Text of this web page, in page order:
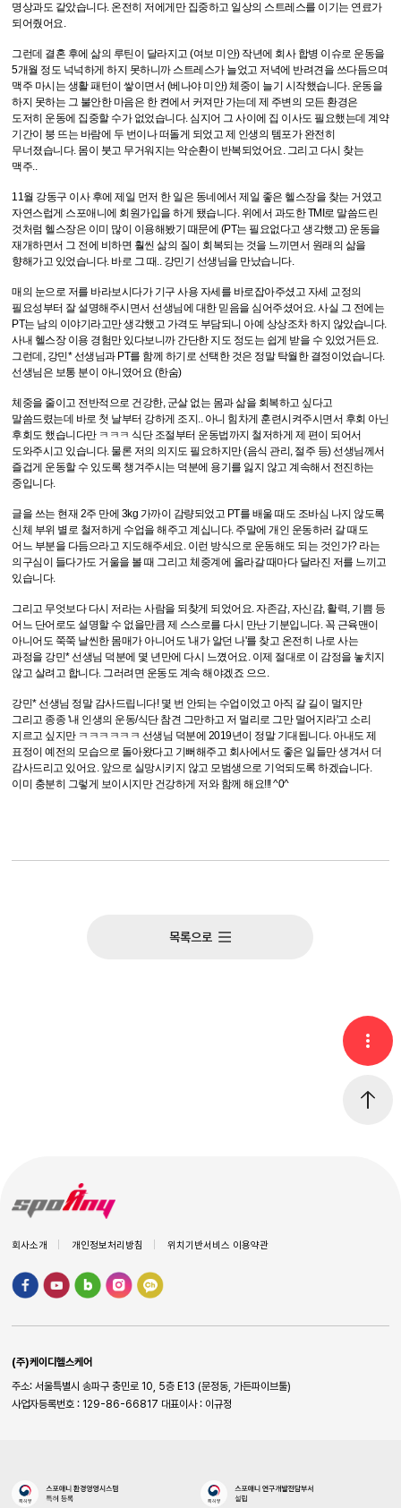
명상과도 같았습니다. 온전히 저에게만 집중하고 일상의 스트레스를 이기는 연료가
되어줬어요.
그런데 결혼 후에 삶의 루틴이 달라지고 (여보 미안) 작년에 회사 합병 이슈로 운동을
5개월 정도 넉넉하게 하지 못하니까 스트레스가 늘었고 저녁에 반려견을 쓰다듬으며
맥주 마시는 생활 패턴이 쌓이면서 (베나야 미안) 체중이 늘기 시작했습니다. 운동을
하지 못하는 그 불안한 마음은 한 켠에서 커져만 가는데 제 주변의 모든 환경은
도저히 운동에 집중할 수가 없었습니다. 심지어 그 사이에 집 이사도 필요했는데 계약
기간이 붕 뜨는 바람에 두 번이나 떠돌게 되었고 제 인생의 템포가 완전히
무너졌습니다. 몸이 붓고 무거워지는 악순환이 반복되었어요. 그리고 다시 찾는
맥주..
11월 강동구 이사 후에 제일 먼저 한 일은 동네에서 제일 좋은 헬스장을 찾는 거였고
자연스럽게 스포애니에 회원가입을 하게 됐습니다. 위에서 과도한 TMI로 말씀드린
것처럼 헬스장은 이미 많이 이용해봤기 때문에 (PT는 필요없다고 생각했고) 운동을
재개하면서 그 전에 비하면 훨씬 삶의 질이 회복되는 것을 느끼면서 원래의 삶을
향해가고 있었습니다. 바로 그 때.. 강민기 선생님을 만났습니다.
매의 눈으로 저를 바라보시다가 기구 사용 자세를 바로잡아주셨고 자세 교정의
필요성부터 잘 설명해주시면서 선생님에 대한 믿음을 심어주셨어요. 사실 그 전에는
PT는 남의 이야기라고만 생각했고 가격도 부담되니 아예 상상조차 하지 않았습니다.
사내 헬스장 이용 경험만 있다보니까 간단한 지도 정도는 쉽게 받을 수 있었거든요.
그런데, 강민* 선생님과 PT를 함께 하기로 선택한 것은 정말 탁월한 결정이었습니다.
선생님은 보통 분이 아니였어요 (한숨)
체중을 줄이고 전반적으로 건강한, 군살 없는 몸과 삶을 회복하고 싶다고
말씀드렸는데 바로 첫 날부터 강하게 조지.. 아니 힘차게 훈련시켜주시면서 후회 아닌
후회도 했습니다만 ㅋㅋㅋ 식단 조절부터 운동법까지 철저하게 제 편이 되어서
도와주시고 있습니다. 물론 저의 의지도 필요하지만 (음식 관리, 절주 등) 선생님께서
즐겁게 운동할 수 있도록 챙겨주시는 덕분에 용기를 잃지 않고 계속해서 전진하는
중입니다.
글을 쓰는 현재 2주 만에 3kg 가까이 감량되었고 PT를 배울 때도 조바심 나지 않도록
신체 부위 별로 철저하게 수업을 해주고 계십니다. 주말에 개인 운동하러 갈 때도
어느 부분을 다듬으라고 지도해주세요. 이런 방식으로 운동해도 되는 것인가? 라는
의구심이 들다가도 거울을 볼 때 그리고 체중계에 올라갈 때마다 달라진 저를 느끼고
있습니다.
그리고 무엇보다 다시 저라는 사람을 되찾게 되었어요. 자존감, 자신감, 활력, 기쁨 등
어느 단어로도 설명할 수 없을만큼 제 스스로를 다시 만난 기분입니다. 꼭 근육맨이
아니어도 쭉쭉 날씬한 몸매가 아니어도 '내가 알던 나'를 찾고 온전히 나로 사는
과정을 강민* 선생님 덕분에 몇 년만에 다시 느꼈어요. 이제 절대로 이 감정을 놓치지
않고 살려고 합니다. 그러려면 운동도 계속 해야겠죠 으으.
강민* 선생님 정말 감사드립니다! 몇 번 안되는 수업이었고 아직 갈 길이 멀지만
그리고 종종 '내 인생의 운동/식단 참견 그만하고 저 멀리로 그만 멀어지라'고 소리
지르고 싶지만 ㅋㅋㅋㅋㅋㅋ 선생님 덕분에 2019년이 정말 기대됩니다. 아내도 제
표정이 예전의 모습으로 돌아왔다고 기뻐해주고 회사에서도 좋은 일들만 생겨서 더
감사드리고 있어요. 앞으로 실망시키지 않고 모범생으로 기억되도록 하겠습니다.
이미 충분히 그렇게 보이시지만 건강하게 저와 함께 해요!!! ^0^
목록으로
회사소개 개인정보처리방침 위치기반서비스 이용약관
(주)케이디헬스케어
주소: 서울특별시 송파구 충민로 10, 5층 E13 (문정동, 가든파이브툴)
사업자등록번호 : 129-86-66817 대표이사 : 이규정